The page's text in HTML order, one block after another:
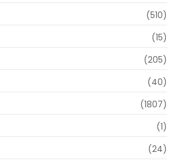
(510)
(15)
(205)
(40)
(1807)
(1)
(24)